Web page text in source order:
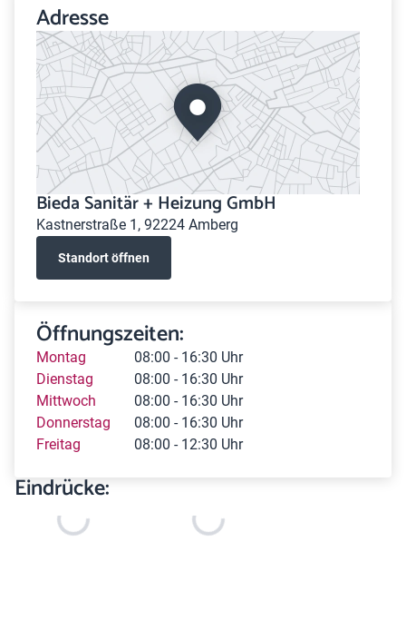
Adresse
Bieda Sanitär + Heizung GmbH
Kastnerstraße 1, 92224 Amberg
Standort öffnen
Öffnungszeiten:
Montag
08:00 - 16:30 Uhr
Dienstag
08:00 - 16:30 Uhr
Mittwoch
08:00 - 16:30 Uhr
Donnerstag
08:00 - 16:30 Uhr
Freitag
08:00 - 12:30 Uhr
Eindrücke: